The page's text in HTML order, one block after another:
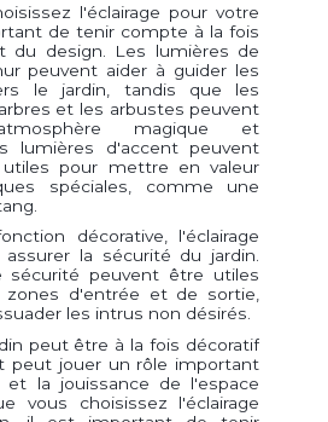
l'éclairage pour votre
de tenir compte à la fois
du design. Les lumières de
peuvent aider à guider les
le jardin, tandis que les
et les arbustes peuvent
magique et
lumières d'accent peuvent
pour mettre en valeur
spéciales, comme une
décorative, l'éclairage
la sécurité du jardin.
sécurité peuvent être utiles
zones d'entrée et de sortie,
les intrus non désirés.
peut être à la fois décoratif
peut jouer un rôle important
et la jouissance de l'espace
vous choisissez l'éclairage